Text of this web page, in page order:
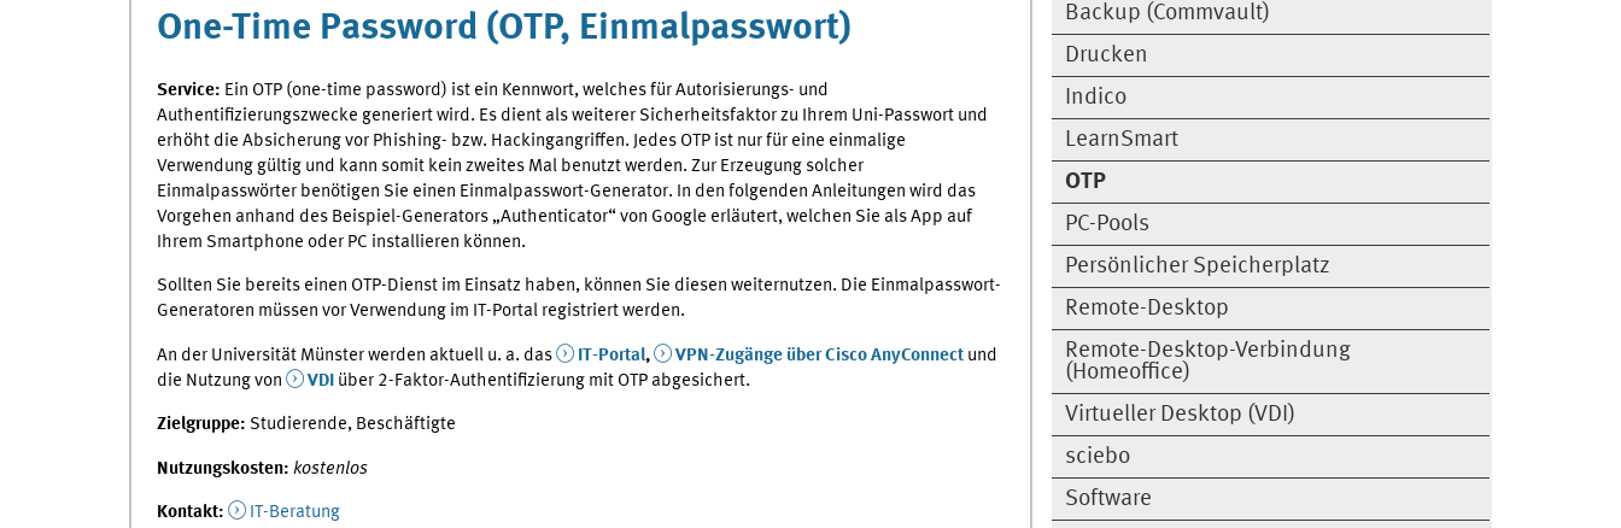
Backup (Commvault)
Drucken
Indico
LearnSmart
OTP
PC-Pools
Persönlicher Speicherplatz
Remote-Desktop
Remote-Desktop-Verbindung
(Homeoffice)
Virtueller Desktop (VDI)
sciebo
Software
One-Time Password (OTP, Einmalpasswort)
Service: Ein OTP (one-time password) ist ein Kennwort, welches für Autorisierungs- und
Authentifizierungszwecke generiert wird. Es dient als weiterer Sicherheitsfaktor zu Ihrem Uni-Passwort und
erhöht die Absicherung vor Phishing- bzw. Hackingangriffen. Jedes OTP ist nur für eine einmalige
Verwendung gültig und kann somit kein zweites Mal benutzt werden. Zur Erzeugung solcher
Einmalpasswörter benötigen Sie einen Einmalpasswort-Generator. In den folgenden Anleitungen wird das
Vorgehen anhand des Beispiel-Generators „Authenticator“ von Google erläutert, welchen Sie als App auf
Ihrem Smartphone oder PC installieren können.
Sollten Sie bereits einen OTP-Dienst im Einsatz haben, können Sie diesen weiternutzen. Die Einmalpasswort-
Generatoren müssen vor Verwendung im IT-Portal registriert werden.
An der Universität Münster werden aktuell u. a. das IT-Portal, VPN-Zugänge über Cisco AnyConnectund
die Nutzung von
VDI über 2-Faktor-Authentifizierung mit OTP abgesichert.
Zielgruppe: Studierende, Beschäftigte
Nutzungskosten: kostenlos
Kontakt: IT-Beratung